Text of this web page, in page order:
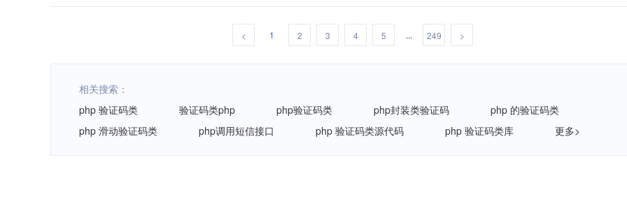
< 1 2 3 4 5 ... 249 >
相关搜索：
php 验证码类
验证码类php php验证码类 php封装类验证码
php 的验证码类
php 滑动验证码类
php调用短信接口 php 验证码类源代码 php 验证码类库 更多>